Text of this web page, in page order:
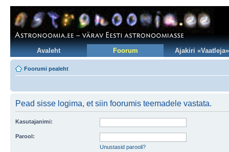
Avaleht Foorum Ajakiri «Vaatleja»
Foorumi pealeht
Pead sisse logima, et siin foorumis teemadele vastata.
Kasutajanimi:
Parool:
Unustasid parooli?